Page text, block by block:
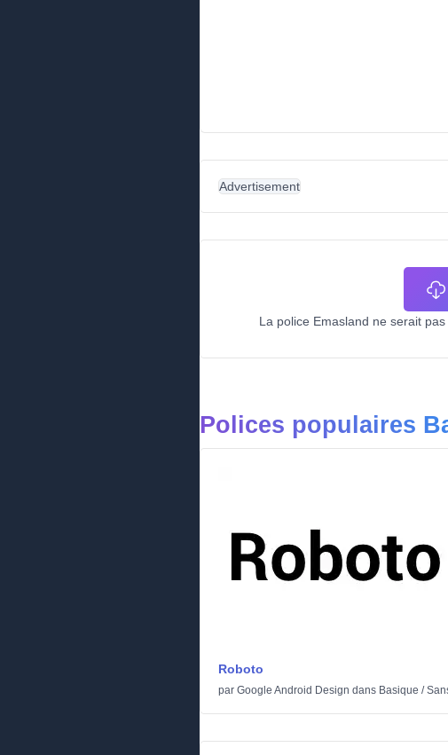
Advertisement
La police Emasland ne serait
Polices populaires
Roboto
par Google Android Design dans Basique /